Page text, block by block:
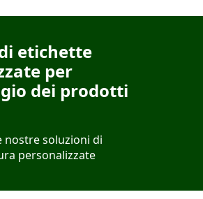
etichette
per
dei prodotti
nostre soluzioni di
personalizzate